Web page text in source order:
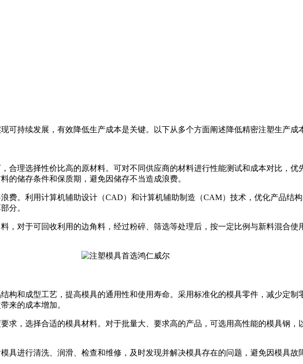
可持续发展，有效降低生产成本是关键。以下从多个方面阐述降低精密注塑生产成
合理选择性价比高的原材料。可对不同供应商的材料进行性能测试和成本对比，
的储存条件和保质期，避免因储存不当造成浪费。
费。利用计算机辅助设计（CAD）和计算机辅助制造（CAM）技术，优化产品结
分。
，对于可回收利用的边角料，经过粉碎、筛选等处理后，按一定比例与新料混合
构和成型工艺，提高模具的通用性和使用寿命。采用标准化的模具零件，减少定
来的成本增加。
求，选择合适的模具材料。对于批量大、要求高的产品，可选用高性能的模具钢
具进行清洗、润滑、检查和维修，及时发现并解决模具存在的问题，避免因模具